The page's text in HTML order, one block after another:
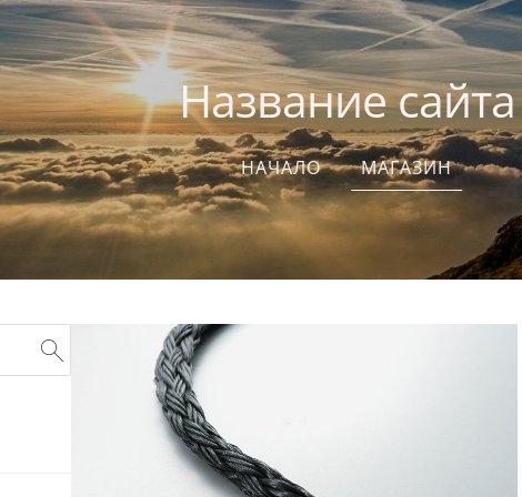
Название сайта
НАЧАЛО МАГАЗИН